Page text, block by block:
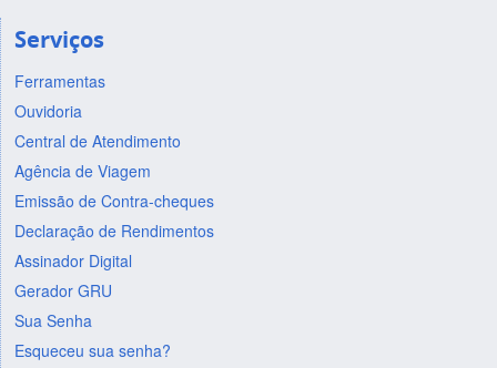
Serviços
Ferramentas
Ouvidoria
Central de Atendimento
Agência de Viagem
Emissão de Contra-cheques
Declaração de Rendimentos
Assinador Digital
Gerador GRU
Sua Senha
Esqueceu sua senha?